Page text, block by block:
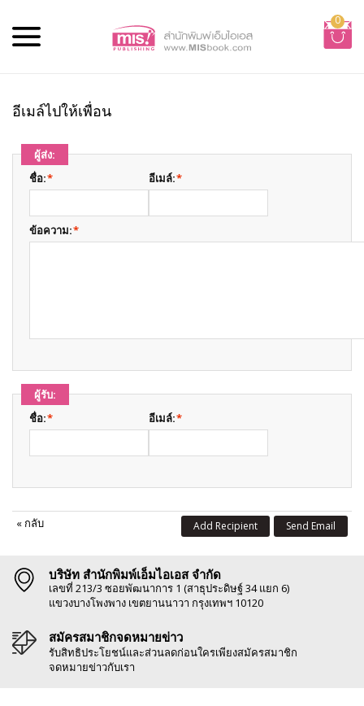
0
อีเมล์ไปให้เพื่อน
ผู้ส่ง:
*
ชื่อ: *
อีเมล์:
*
ข้อความ:
ผู้รับ:
*
ชื่อ: *
อีเมล์:
« กลับ Send Email
Add Recipient
บริษัท สำนักพิมพ์เอ็มไอเอส จำกัด
เลขที่ 213/3 ซอยพัฒนาการ 1 (สาธุประดิษฐ์ 34 แยก 6)
แขวงบางโพงพาง เขตยานนาวา กรุงเทพฯ 10120
สมัครสมาชิกจดหมายข่าว
รับสิทธิประโยชน์และส่วนลดก่อนใครเพียงสมัครสมาชิก
จดหมายข่าวกับเรา